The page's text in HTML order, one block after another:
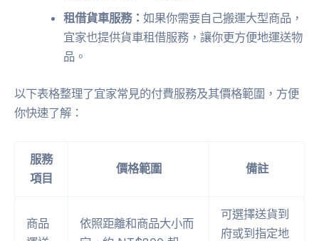
租借貨車服務：如果你需要自己搬運大型商品，
宜家也提供貨車租借服務，讓你更方便地運送物
品。
以下表格整理了宜家常見的付費服務及其價格範圍，方便
你快速了解：
服務
項目
價格範圍 備註
商品
依照距離和商品大小而
可選擇送貨到
府或到指定地